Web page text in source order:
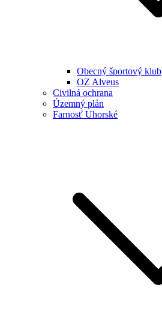
Obecný športový klub
OZ Alveus
Civilná ochrana
Územný plán
Farnosť Uhorské